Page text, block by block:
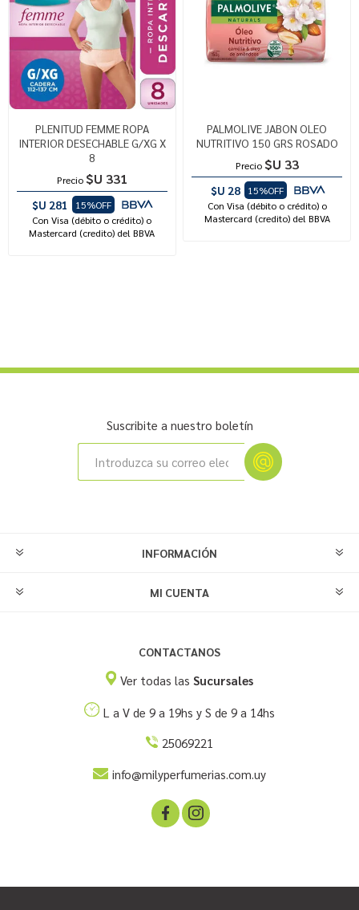
PLENITUD FEMME ROPA
INTERIOR DESECHABLE G/XG X
8
Precio $U 331
$U 281
15%OFF
Con Visa (débito o crédito) o
Mastercard (credito) del BBVA
PALMOLIVE JABON OLEO
NUTRITIVO 150 GRS ROSADO
Precio $U 33
$U 28
15%OFF
Con Visa (débito o crédito) o
Mastercard (credito) del BBVA
Suscribite a nuestro boletín
INFORMACIÓN
MI CUENTA
CONTACTANOS
Ver todas las Sucursales
L a V de 9 a 19hs y S de 9 a 14hs
25069221
info@milyperfumerias.com.uy